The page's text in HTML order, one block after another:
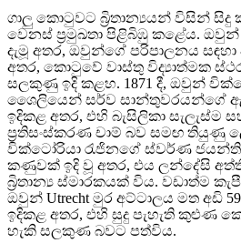
ගාලු කොටුවට බ්‍රිතාන්‍යයන් විසින්
වෙනස් ප්‍රමුඛතා පිළිබිඹු කළේය.
දැමූ අතර, ඔවුන්ගේ පරිපාලනය
අතර, කොටුවේ වාස්තු විද්‍යාත්මක
සලකුණු ඉදි කළහ. 1871 දී, ඔවුන්
ශෛලියෙන් සර්ව සාන්තුවරයන්ගේ
ඉදිකළ අතර, එහි බැසිලිකා
ප්‍රතිසංස්කරණ චාම් බව සමඟ තියුණු
වික්ටෝරියා රැජිනගේ ස්වර්ණ ජයන්ති
කණුවක් ඉදි වූ අතර, එය ලන්දේසි
බ්‍රිතාන්‍ය ස්මාරකයක් විය. වඩාත්ම
ඔවුන් Utrecht මුර අට්ටාලය මත අඩි
ඉදිකළ අතර, එහි සුදු පැහැති කුළුණ
හැකි සලකුණ බවට පත්විය.